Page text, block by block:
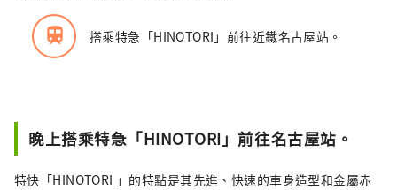
train 搭乘特急「HINOTORI」前往近鐵名古屋站。
晚上搭乘特急「HINOTORI」前往名古屋站。
特快「HINOTORI 」的特點是其先進、快速的車身造型和金屬赤